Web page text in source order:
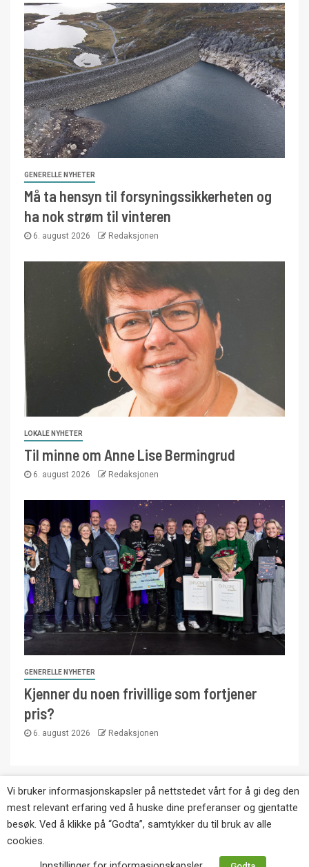
GENERELLE NYHETER
Må ta hensyn til forsyningssikkerheten og
ha nok strøm til vinteren
6. august 2026 Redaksjonen
LOKALE NYHETER
Til minne om Anne Lise Bermingrud
6. august 2026 Redaksjonen
GENERELLE NYHETER
Kjenner du noen frivillige som fortjener
pris?
6. august 2026 Redaksjonen
Copyright © Eikernytt.no utgis av Roy’s
Pressetjeneste. Kopiering av tekst, bilder og
annonser er ikke tillatt uten etter avtale med utgiver.
Vi bruker informasjonskapsler på nettstedet vårt for å gi deg den
mest relevant erfaring ved å huske dine preferanser og gjentatte
besøk. Ved å klikke på “Godta”, samtykker du til bruk av alle
cookies.